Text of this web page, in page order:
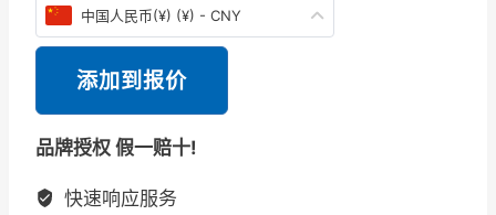
中国人民币(¥) (¥) - CNY
添加到报价
品牌授权 假一赔十!
快速响应服务